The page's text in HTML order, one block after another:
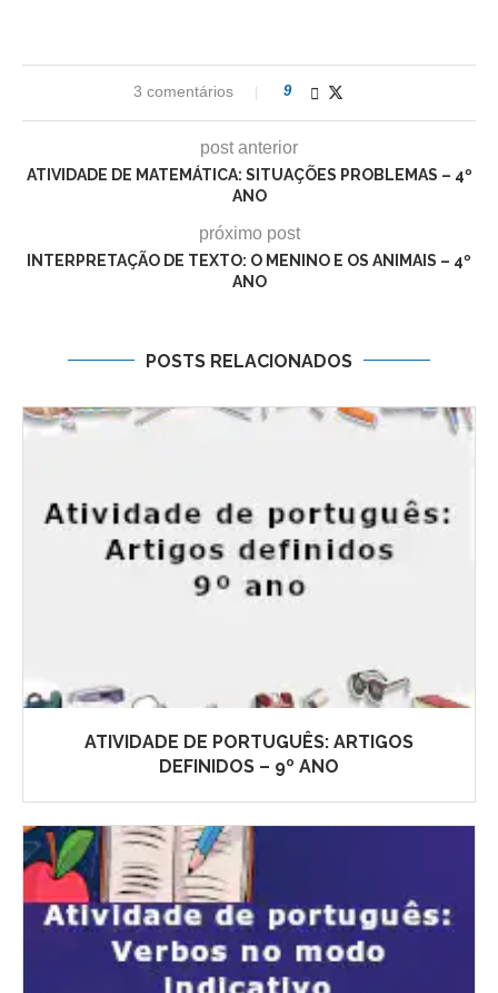
3 comentários 9
post anterior
ATIVIDADE DE MATEMÁTICA: SITUAÇÕES PROBLEMAS – 4º
ANO
próximo post
INTERPRETAÇÃO DE TEXTO: O MENINO E OS ANIMAIS – 4º
ANO
POSTS RELACIONADOS
ATIVIDADE DE PORTUGUÊS: ARTIGOS
DEFINIDOS – 9º ANO